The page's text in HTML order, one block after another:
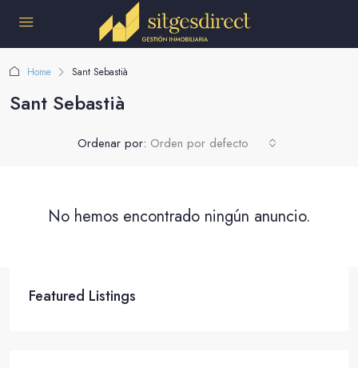
Home Sant Sebastià
Sant Sebastià
Ordenar por: Orden por defecto
No hemos encontrado ningún anuncio.
Featured Listings